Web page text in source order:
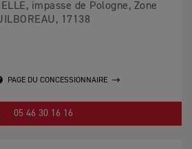
impasse de Pologne, Zone
17138
PAGE DU CONCESSIONNAIRE
05 46 30 16 16